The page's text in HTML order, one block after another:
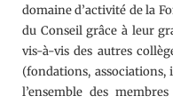
domaine d’activité de la
du Conseil grâce à leur
vis-à-vis des autres
(fondations, associations,
l’ensemble des